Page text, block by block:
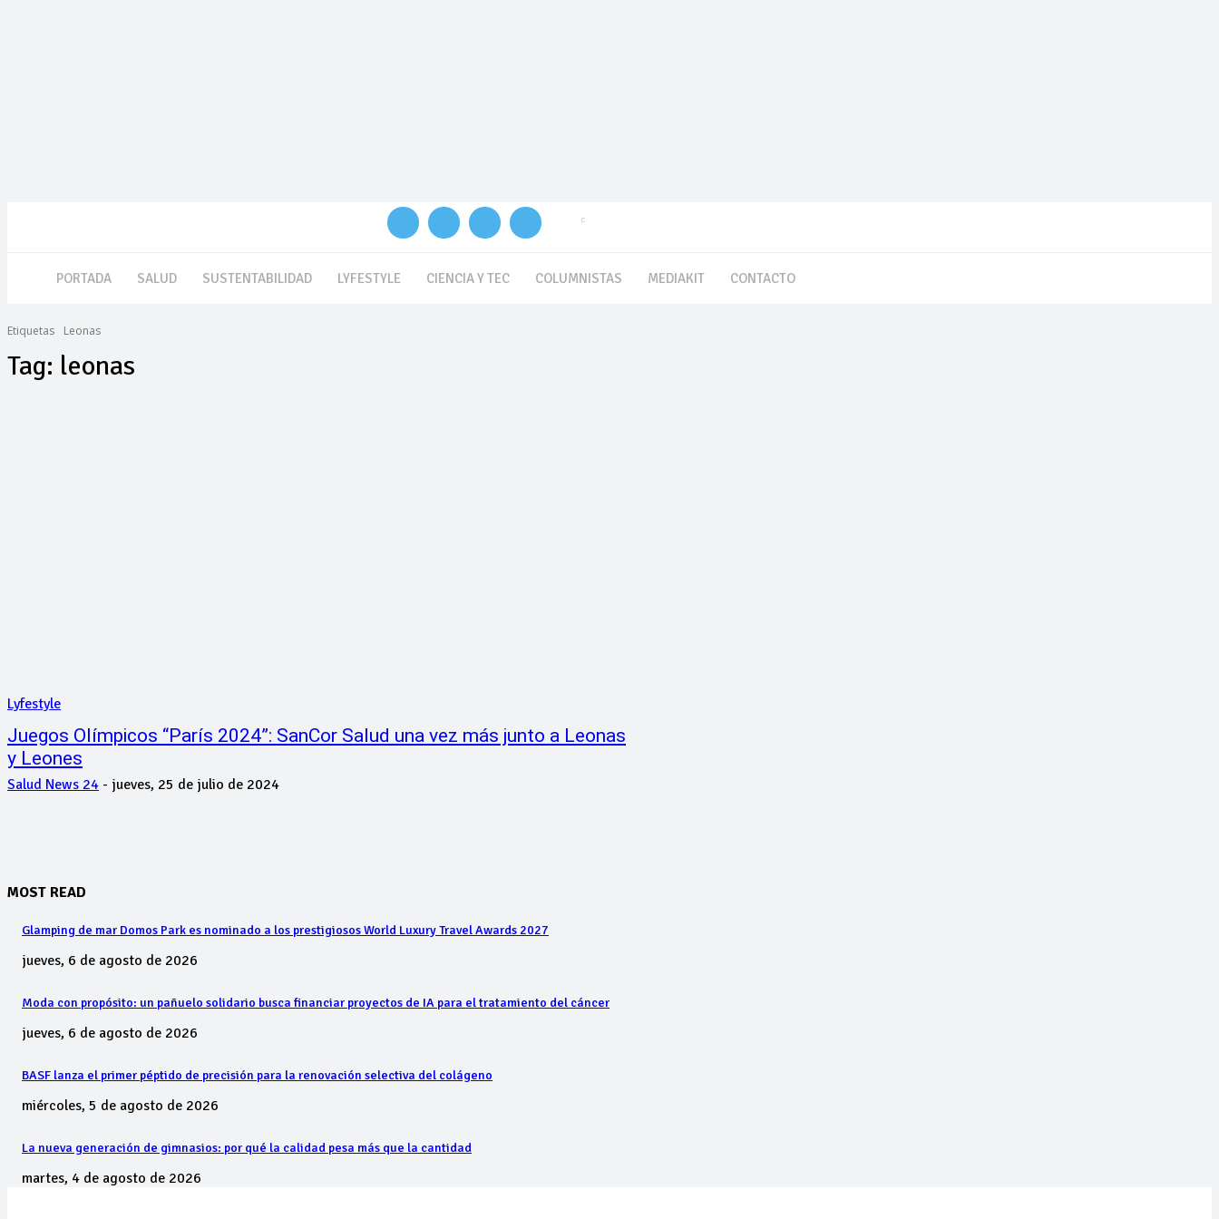
C
PORTADA SALUD SUSTENTABILIDAD LYFESTYLE CIENCIA Y TEC COLUMNISTAS MEDIAKIT CONTACTO
Etiquetas Leonas
Tag: leonas
Lyfestyle
Juegos Olímpicos “París 2024”: SanCor Salud una vez más junto a Leonas
y Leones
Salud News 24 - jueves, 25 de julio de 2024
MOST READ
Glamping de mar Domos Park es nominado a los prestigiosos World Luxury Travel Awards 2027
jueves, 6 de agosto de 2026
Moda con propósito: un pañuelo solidario busca financiar proyectos de IA para el tratamiento del cáncer
jueves, 6 de agosto de 2026
BASF lanza el primer péptido de precisión para la renovación selectiva del colágeno
miércoles, 5 de agosto de 2026
La nueva generación de gimnasios: por qué la calidad pesa más que la cantidad
martes, 4 de agosto de 2026